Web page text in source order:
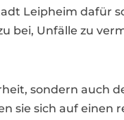
Leipheim dafür
bei, Unfälle zu
sondern auch
sie sich auf einen